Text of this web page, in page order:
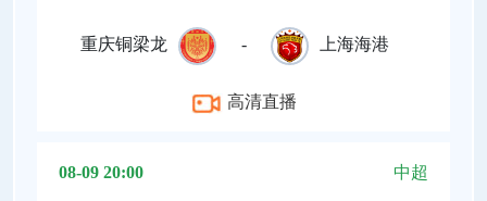
重庆铜梁龙 - 上海海港
高清直播
08-09 20:00 中超